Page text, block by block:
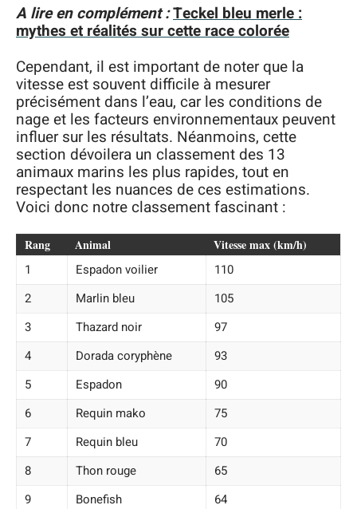
A lire en complément :Teckel bleu merle :
mythes et réalités sur cette race colorée
Cependant, il est important de noter que la
vitesse est souvent difficile à mesurer
précisément dans l’eau, car les conditions de
nage et les facteurs environnementaux peuvent
influer sur les résultats. Néanmoins, cette
section dévoilera un classement des 13
animaux marins les plus rapides, tout en
respectant les nuances de ces estimations.
Voici donc notre classement fascinant :
Rang Animal Vitesse max (km/h)
1 Espadon voilier
110
2
Marlin bleu
105
3
Thazard noir
97
4
Dorada coryphène
93
5
Espadon
90
6
Requin mako
75
7
Requin bleu
70
8
Thon rouge
65
9
Bonefish
64